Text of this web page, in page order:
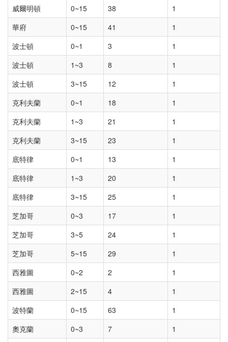
威爾明頓 0~15 38
1
華府
0~15 41
1
波士頓
0~1 3
1
波士頓
1~3 8
1
波士頓
3~15 12
1
克利夫蘭
0~1 18
1
克利夫蘭
1~3 21
1
克利夫蘭
3~15 23
1
底特律
0~1 13
1
底特律
1~3 20
1
底特律
3~15 25
1
芝加哥
0~3 17
1
芝加哥
3~5 24
1
芝加哥
5~15 29
1
西雅圖
0~2 2
1
西雅圖
2~15 4
1
波特蘭
0~15 63
1
奧克蘭
0~3 7
1